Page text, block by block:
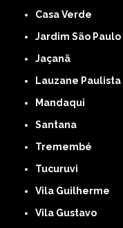
Casa Verde
Jardim São Paulo
Jaçanã
Lauzane Paulista
Mandaqui
Santana
Tremembé
Tucuruvi
Vila Guilherme
Vila Gustavo